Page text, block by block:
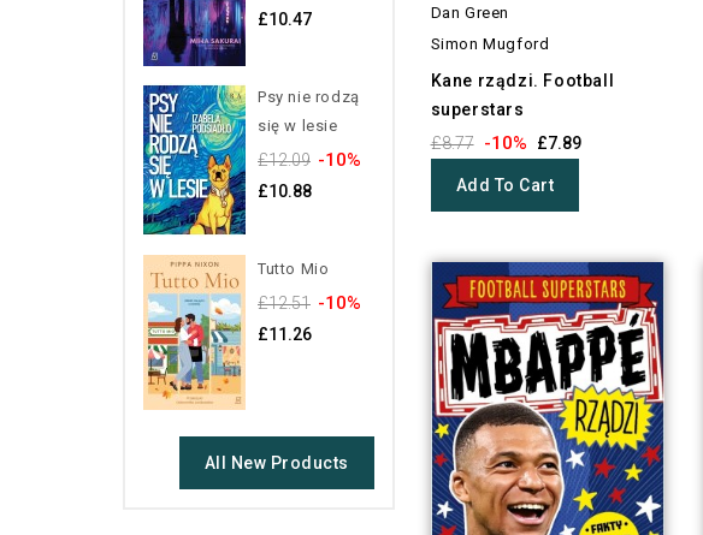
£10.47
Psy nie rodzą
się w lesie
£12.09 -10%
£10.88
Tutto Mio
£12.51 -10%
£11.26
All New Products
Dan Green
Simon Mugford
Kane rządzi. Football
superstars
£8.77 -10% £7.89
Add To Cart